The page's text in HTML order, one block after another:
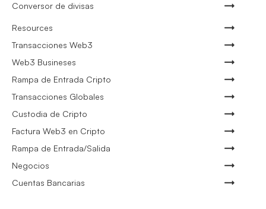
Conversor de divisas
Resources
Transacciones Web3
Web3 Busineses
Rampa de Entrada Cripto
Transacciones Globales
Custodia de Cripto
Factura Web3 en Cripto
Rampa de Entrada/Salida
Negocios
Cuentas Bancarias